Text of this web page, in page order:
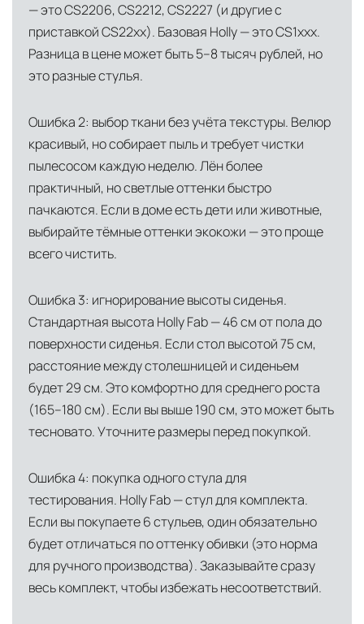
— это CS2206, CS2212, CS2227 (и другие с
приставкой CS22xx). Базовая Holly — это CS1xxx.
Разница в цене может быть 5–8 тысяч рублей, но
это разные стулья.
Ошибка 2: выбор ткани без учёта текстуры. Велюр
красивый, но собирает пыль и требует чистки
пылесосом каждую неделю. Лён более
практичный, но светлые оттенки быстро
пачкаются. Если в доме есть дети или животные,
выбирайте тёмные оттенки экокожи — это проще
всего чистить.
Ошибка 3: игнорирование высоты сиденья.
Стандартная высота Holly Fab — 46 см от пола до
поверхности сиденья. Если стол высотой 75 см,
расстояние между столешницей и сиденьем
будет 29 см. Это комфортно для среднего роста
(165–180 см). Если вы выше 190 см, это может быть
тесновато. Уточните размеры перед покупкой.
Ошибка 4: покупка одного стула для
тестирования. Holly Fab — стул для комплекта.
Если вы покупаете 6 стульев, один обязательно
будет отличаться по оттенку обивки (это норма
для ручного производства). Заказывайте сразу
весь комплект, чтобы избежать несоответствий.